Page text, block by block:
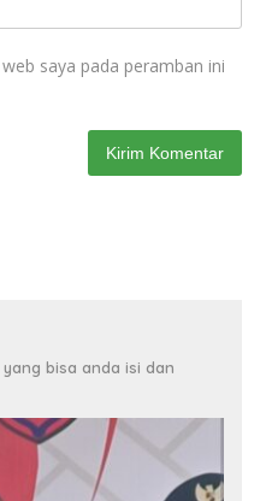
saya pada peramban ini
bisa anda isi dan